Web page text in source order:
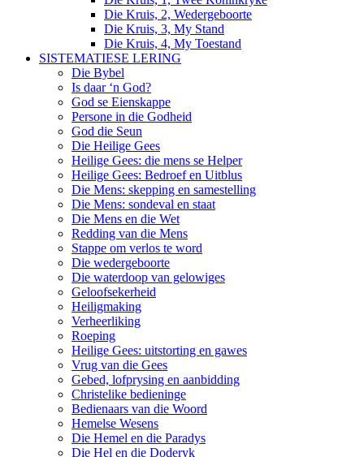
Die Kruis, 2, Wedergeboorte
Die Kruis, 3, My Stand
Die Kruis, 4, My Toestand
SISTEMATIESE LERING
Die Bybel
Is daar ‘n God?
God se Eienskappe
Persone in die Godheid
God die Seun
Die Heilige Gees
Heilige Gees: die mens se Helper
Heilige Gees: Bedroef en Uitblus
Die Mens: skepping en samestelling
Die Mens: sondeval en staat
Die Mens en die Wet
Redding van die Mens
Stappe om verlos te word
Die wedergeboorte
Die waterdoop van gelowiges
Geloofsekerheid
Heiligmaking
Verheerliking
Roeping
Heilige Gees: uitstorting en gawes
Vrug van die Gees
Gebed, lofprysing en aanbidding
Christelike bedieninge
Bedienaars van die Woord
Hemelse Wesens
Die Hemel en die Paradys
Die Hel en die Doderyk